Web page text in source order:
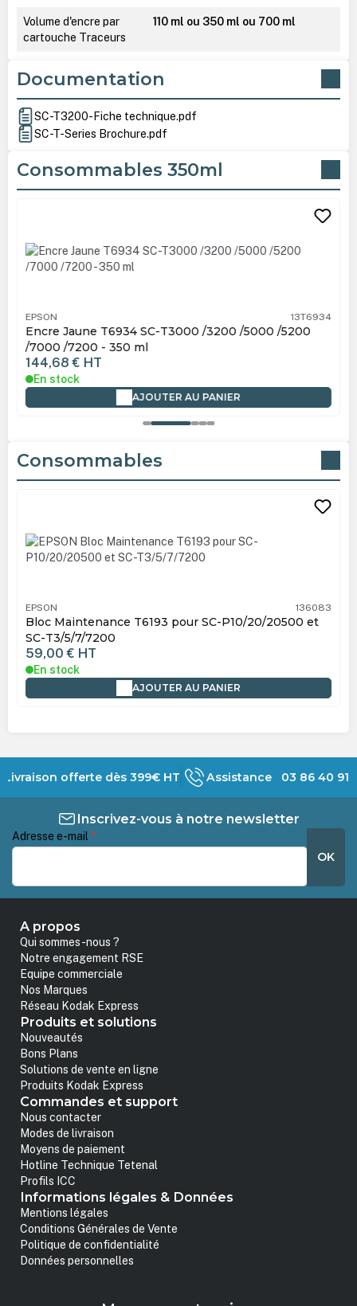
Volume d'encre par
cartouche Traceurs
110 ml ou 350 ml ou 700 ml
Documentation
SC-T3200-Fiche technique.pdf
SC-T-Series Brochure.pdf
Consommables 350ml
EPSON 13T6934
Encre Jaune T6934 SC-T3000 /3200 /5000 /5200
/7000 /7200 - 350 ml
144,68 € HT
En stock
AJOUTER AU PANIER
Consommables
EPSON 136083
Bloc Maintenance T6193 pour SC-P10/20/20500 et
SC-T3/5/7/7200
59,00 € HT
En stock
AJOUTER AU PANIER
Livraison offerte dès 399€ HT Assistance 03 86 40 91
Inscrivez-vous à notre newsletter
Adresse e-mail *
OK
A propos
Qui sommes-nous ?
Notre engagement RSE
Equipe commerciale
Nos Marques
Réseau Kodak Express
Produits et solutions
Nouveautés
Bons Plans
Solutions de vente en ligne
Produits Kodak Express
Commandes et support
Nous contacter
Modes de livraison
Moyens de paiement
Hotline Technique Tetenal
Profils ICC
Informations légales & Données
Mentions légales
Conditions Générales de Vente
Politique de confidentialité
Données personnelles